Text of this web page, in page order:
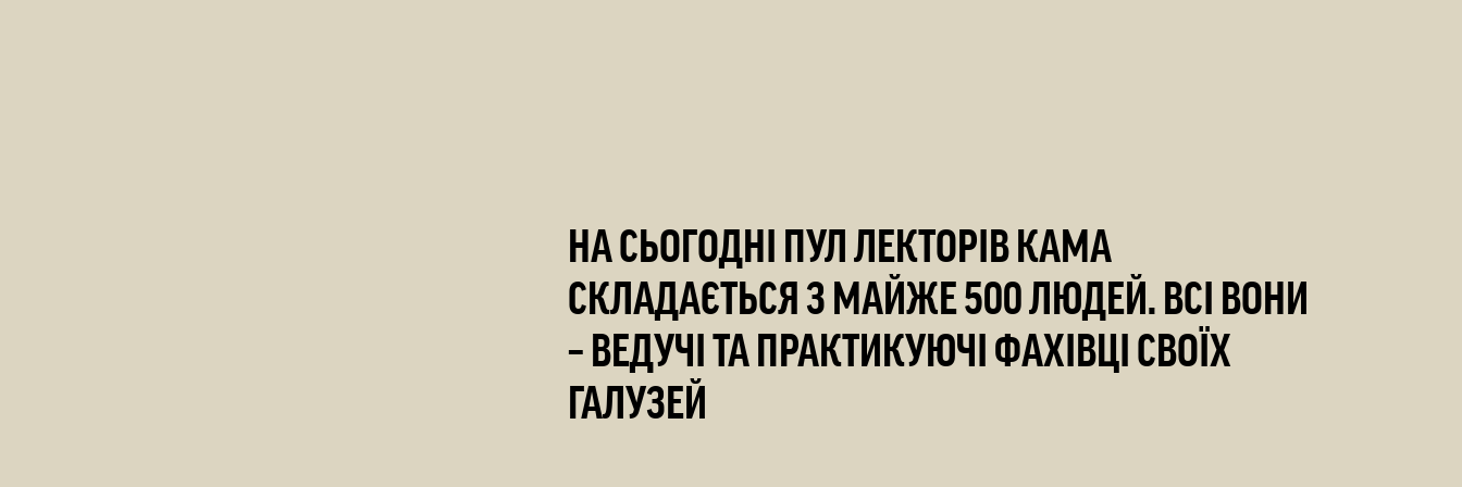
НА СЬОГОДНІ ПУЛ ЛЕКТОРІВ КАМА
СКЛАДАЄТЬСЯ З МАЙЖЕ 500 ЛЮДЕЙ. ВСІ ВОНИ
– ВЕДУЧІ ТА ПРАКТИКУЮЧІ ФАХІВЦІ СВОЇХ
ГАЛУЗЕЙ